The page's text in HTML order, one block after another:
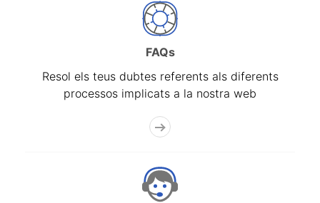
FAQs
Resol els teus dubtes referents als diferents
processos implicats a la nostra web